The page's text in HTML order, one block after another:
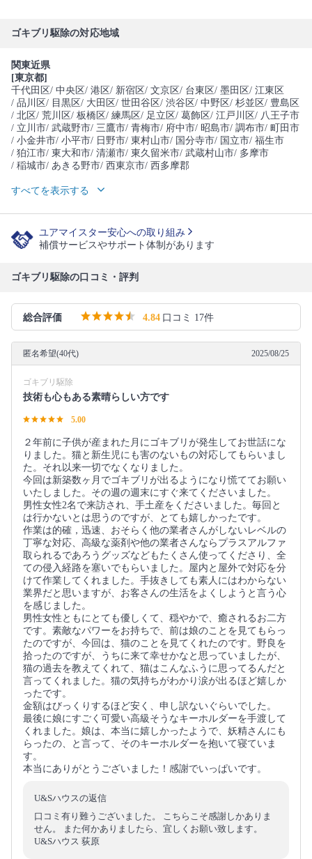
ゴキブリ駆除の対応地域
関東近県
[東京都]
千代田区/ 中央区/ 港区/ 新宿区/ 文京区/ 台東区/ 墨田区/ 江東区
/ 品川区/ 目黒区/ 大田区/ 世田谷区/ 渋谷区/ 中野区/ 杉並区/ 豊島区
/ 北区/ 荒川区/ 板橋区/ 練馬区/ 足立区/ 葛飾区/ 江戸川区/ 八王子市
/ 立川市/ 武蔵野市/ 三鷹市/ 青梅市/ 府中市/ 昭島市/ 調布市/ 町田市
/ 小金井市/ 小平市/ 日野市/ 東村山市/ 国分寺市/ 国立市/ 福生市
/ 狛江市/ 東大和市/ 清瀬市/ 東久留米市/ 武蔵村山市/ 多摩市
/ 稲城市/ あきる野市/ 西東京市/ 西多摩郡
すべてを表示する
ユアマイスター安心への取り組み
補償サービスやサポート体制があります
ゴキブリ駆除の口コミ・評判
総合評価 4.84 口コミ 17件
匿名希望(40代) 2025/08/25
ゴキブリ駆除
技術も心もある素晴らしい方です
5.00
２年前に子供が産まれた月にゴキブリが発生してお世話にな
りました。猫と新生児にも害のないもの対応してもらいまし
た。それ以来一切でなくなりました。
今回は新築数ヶ月でゴキブリが出るようになり慌ててお願い
いたしました。その週の週末にすぐ来てくださいました。
男性女性2名で来訪され、手土産をくださいました。毎回と
は行かないとは思うのですが、とても嬉しかったです。
作業は的確，迅速、おそらく他の業者さんがしないレベルの
丁寧な対応、高級な薬剤や他の業者さんならプラスアルファ
取られるであろうグッズなどもたくさん使ってくださり、全
ての侵入経路を塞いでもらいました。屋内と屋外で対応を分
けて作業してくれました。手抜きしても素人にはわからない
業界だと思いますが、お客さんの生活をよくしようと言う心
を感じました。
男性女性ともにとても優しくて、穏やかで、癒されるお二方
です。素敵なパワーをお持ちで、前は娘のことを見てもらっ
たのですが、今回は、猫のことを見てくれたのです。野良を
拾ったのですが、うちに来て幸せかなと思っていましたが、
猫の過去を教えてくれて、猫はこんなふうに思ってるんだと
言ってくれました。猫の気持ちがわかり涙が出るほど嬉しか
ったです。
金額はびっくりするほど安く、申し訳ないぐらいでした。
最後に娘にすごく可愛い高級そうなキーホルダーを手渡して
くれました。娘は、本当に嬉しかったようで、妖精さんにも
らったの、と言って、そのキーホルダーを抱いて寝ていま
す。
本当にありがとうございました！感謝でいっぱいです。
U&Sハウスの返信
口コミ有り難うございました。 こちらこそ感謝しかありま
せん。 また何かありましたら、宜しくお願い致します。
U&Sハウス 荻原